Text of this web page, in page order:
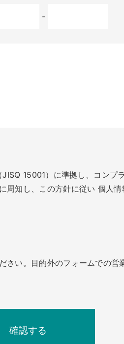
-
15001）に準拠し、コンプ
知し、この方針に従い 個人情
さい。目的外のフォームでの営